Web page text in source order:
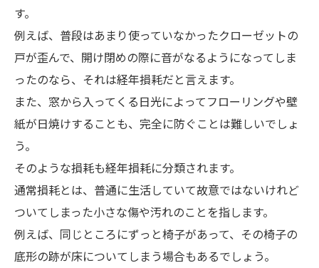
す。
例えば、普段はあまり使っていなかったクローゼットの
戸が歪んで、開け閉めの際に音がなるようになってしま
ったのなら、それは経年損耗だと言えます。
また、窓から入ってくる日光によってフローリングや壁
紙が日焼けすることも、完全に防ぐことは難しいでしょ
う。
そのような損耗も経年損耗に分類されます。
通常損耗とは、普通に生活していて故意ではないけれど
ついてしまった小さな傷や汚れのことを指します。
例えば、同じところにずっと椅子があって、その椅子の
底形の跡が床についてしまう場合もあるでしょう。